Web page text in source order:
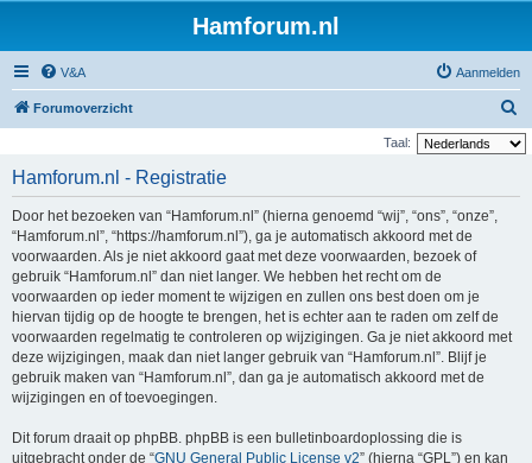
Hamforum.nl
V&A Aanmelden
Forumoverzicht
o
Taal:
Hamforum.nl - Registratie
Door het bezoeken van “Hamforum.nl” (hierna genoemd “wij”, “ons”, “onze”,
“Hamforum.nl”, “https://hamforum.nl”), ga je automatisch akkoord met de
voorwaarden. Als je niet akkoord gaat met deze voorwaarden, bezoek of
gebruik “Hamforum.nl” dan niet langer. We hebben het recht om de
voorwaarden op ieder moment te wijzigen en zullen ons best doen om je
hiervan tijdig op de hoogte te brengen, het is echter aan te raden om zelf de
voorwaarden regelmatig te controleren op wijzigingen. Ga je niet akkoord met
deze wijzigingen, maak dan niet langer gebruik van “Hamforum.nl”. Blijf je
gebruik maken van “Hamforum.nl”, dan ga je automatisch akkoord met de
wijzigingen en of toevoegingen.
Dit forum draait op phpBB. phpBB is een bulletinboardoplossing die is
uitgebracht onder de “GNU General Public License v2” (hierna “GPL”) en kan